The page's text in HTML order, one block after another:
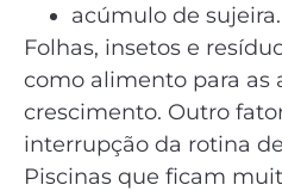
acúmulo de sujeira.
Folhas, insetos e
como alimento para as
crescimento. Outro
interrupção da rotina
Piscinas que ficam